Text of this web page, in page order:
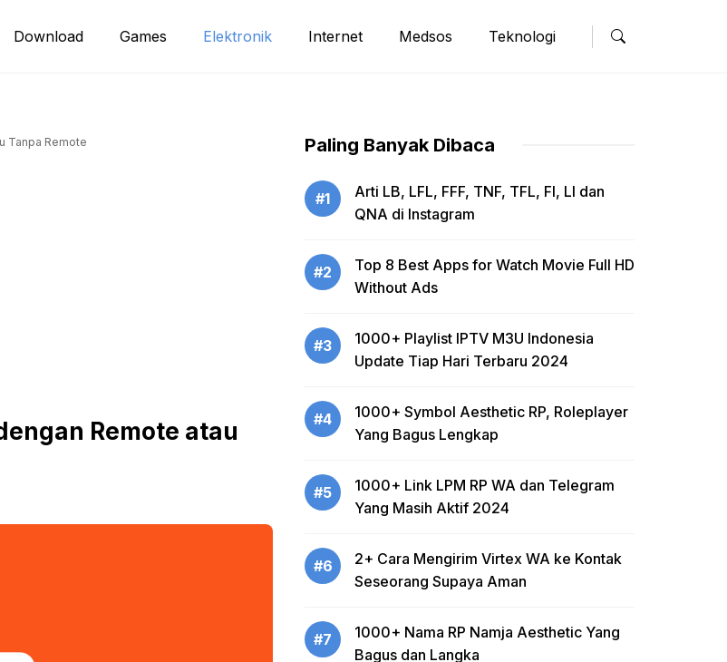
Download Games Elektronik Internet Medsos Teknologi
Tanpa Remote
Remote atau
Paling Banyak Dibaca
#1
Arti LB, LFL, FFF, TNF, TFL, FI, LI dan
QNA di Instagram
#2
Top 8 Best Apps for Watch Movie Full HD
Without Ads
#3
1000+ Playlist IPTV M3U Indonesia
Update Tiap Hari Terbaru 2024
#4
1000+ Symbol Aesthetic RP, Roleplayer
Yang Bagus Lengkap
#5
1000+ Link LPM RP WA dan Telegram
Yang Masih Aktif 2024
#6
2+ Cara Mengirim Virtex WA ke Kontak
Seseorang Supaya Aman
#7
1000+ Nama RP Namja Aesthetic Yang
Bagus dan Langka